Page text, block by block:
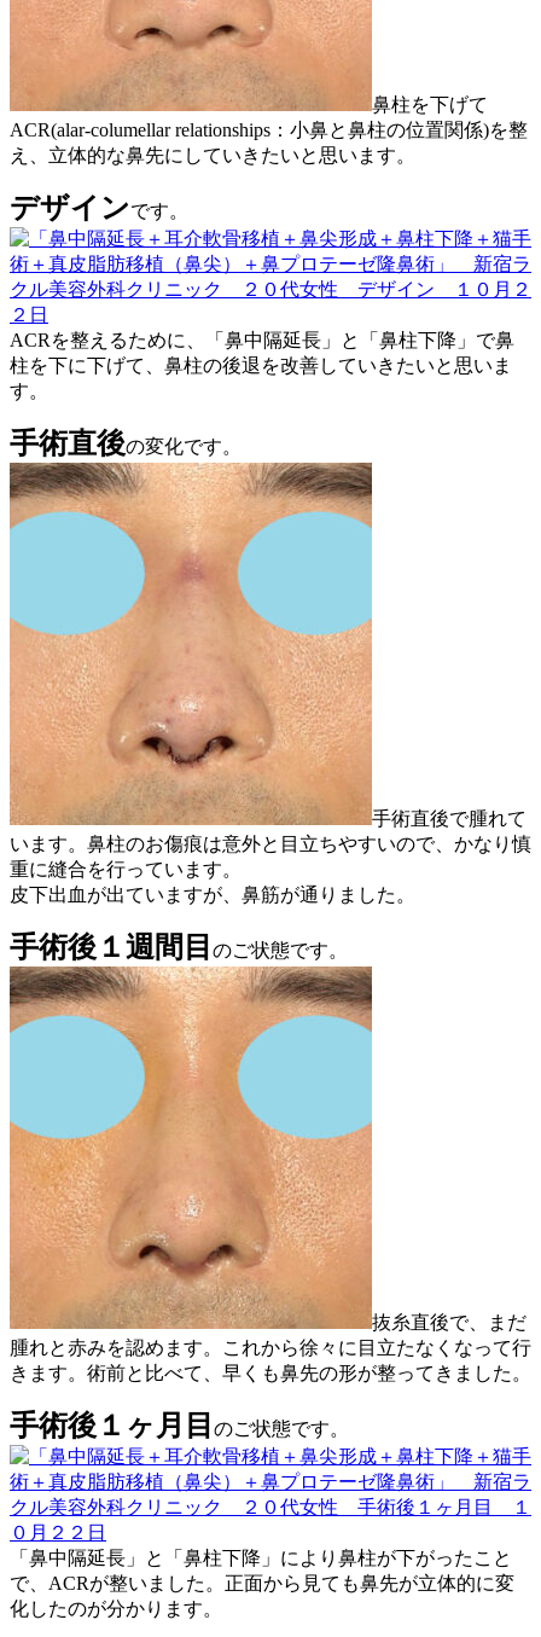
鼻柱を下げて
ACR(alar-columellar relationships：小鼻と鼻柱の位置関係)を整
え、立体的な鼻先にしていきたいと思います。
デザインです。
ACRを整えるために、「鼻中隔延長」と「鼻柱下降」で鼻
柱を下に下げて、鼻柱の後退を改善していきたいと思いま
す。
手術直後の変化です。
手術直後で腫れて
います。鼻柱のお傷痕は意外と目立ちやすいので、かなり慎
重に縫合を行っています。
皮下出血が出ていますが、鼻筋が通りました。
手術後１週間目 のご状態です。
抜糸直後で、まだ
腫れと赤みを認めます。これから徐々に目立たなくなって行
きます。術前と比べて、早くも鼻先の形が整ってきました。
手術後１ヶ月目 のご状態です。
「鼻中隔延長」と「鼻柱下降」により鼻柱が下がったこと
で、ACRが整いました。正面から見ても鼻先が立体的に変
化したのが分かります。